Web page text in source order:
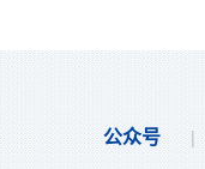
公众号